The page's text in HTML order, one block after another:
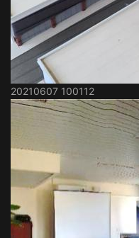
20210607 100112